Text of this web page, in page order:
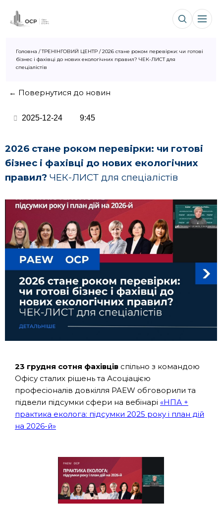
Головна /ТРЕНІНГОВИЙ ЦЕНТР /2026 стане роком перевірки: чи готові
бізнес і фахівці до нових екологічних правил? ЧЕК-ЛИСТ для
спеціалістів
← Повернутися до новин
2025-12-24 9:45
2026 стане роком перевірки: чи готові
бізнес і фахівці до нових екологічних
правил? ЧЕК-ЛИСТ для спеціалістів
23 грудня сотня фахівців спільно з командою
Офісу сталих рішень та Асоціацією
професіоналів довкілля PAEW обговорили та
підвели підсумки сфери на вебінарі «НПА +
практика еколога: підсумки 2025 року і план дій
на 2026-й»